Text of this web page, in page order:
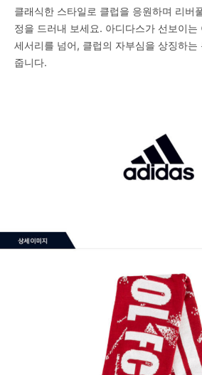
클래식한 스타일로 클럽을 응원하며 리버
정을 드러내 보세요. 아디다스가 선보이는
세서리를 넘어, 클럽의 자부심을 상징하는
줍니다.